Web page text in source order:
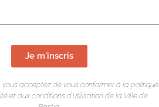
Je m'inscris
vous acceptez de vous conformer à la politique
et aux conditions d’utilisation de la Ville de